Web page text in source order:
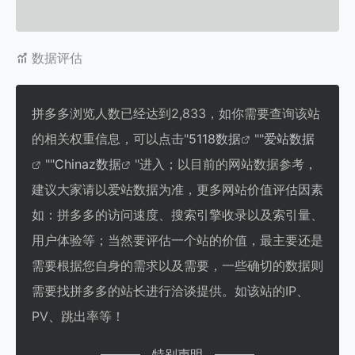
数据评估
拼多多浏览人数已经达到2,833，如你需要查询该站
的相关权重信息，可以点击"5118数据 ""爱站数据
""Chinaz数据
"进入；以目前的网站数据参考，
建议大家请以爱站数据为准，更多网站价值评估因素
如：拼多多的访问速度、搜索引擎收录以及索引量、
用户体验等；当然要评估一个站的价值，最主要还是
需要根据您自身的需求以及需要，一些确切的数据则
需要找拼多多的站长进行洽谈提供。如该站的IP、
PV、跳出率等！